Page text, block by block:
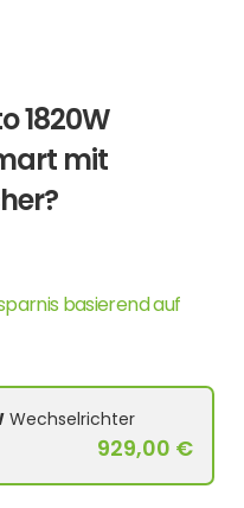
1820W
mit
basierend auf
Wechselrichter
929,00 €